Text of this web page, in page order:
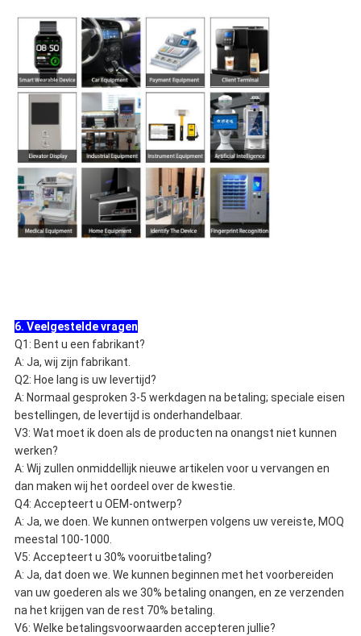
6. Veelgestelde vragen
Q1: Bent u een fabrikant?
A: Ja, wij zijn fabrikant.
Q2: Hoe lang is uw levertijd?
A: Normaal gesproken 3-5 werkdagen na betaling; speciale eisen
bestellingen, de levertijd is onderhandelbaar.
V3: Wat moet ik doen als de producten na onangst niet kunnen
werken?
A: Wij zullen onmiddellijk nieuwe artikelen voor u vervangen en
dan maken wij het oordeel over de kwestie.
Q4: Accepteert u OEM-ontwerp?
A: Ja, we doen. We kunnen ontwerpen volgens uw vereiste, MOQ
meestal 100-1000.
V5: Accepteert u 30% vooruitbetaling?
A: Ja, dat doen we. We kunnen beginnen met het voorbereiden
van uw goederen als we 30% betaling onangen, en ze verzenden
na het krijgen van de rest 70% betaling.
V6: Welke betalingsvoorwaarden accepteren jullie?